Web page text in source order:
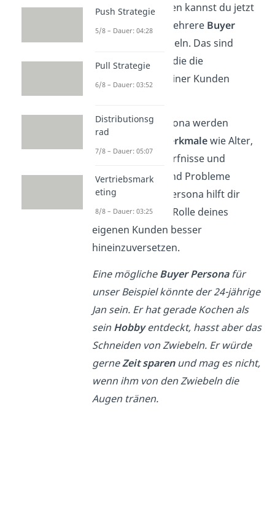
Kunden. Aus denen kannst du jetzt
eine oder auch mehrere Buyer
entwickeln. Das sind
fiktive Personen, die die
Eigenschaften deiner Kunden
In der Buyer Persona werden
Merkmalewie Alter,
Geschlecht, Bedürfnisse und
Wünsche, Ziele und Probleme
dargestellt. Die Persona hilft dir
dabei, dich in die Rolle deines
eigenen Kunden besser
hineinzuversetzen.
Eine möglicheBuyer Personafür
unser Beispiel könnte der 24-jährige
Jan sein. Er hat gerade Kochen als
sein Hobbyentdeckt, hasst aber das
Schneiden von Zwiebeln. Er würde
gerneZeit sparenund mag es nicht,
wenn ihm von den Zwiebeln die
Augen tränen.
Push Strategie
5/8 – Dauer: 04:28
Pull Strategie
6/8 – Dauer: 03:52
Distributionsg
rad
7/8 – Dauer: 05:07
Vertriebsmark
eting
8/8 – Dauer: 03:25